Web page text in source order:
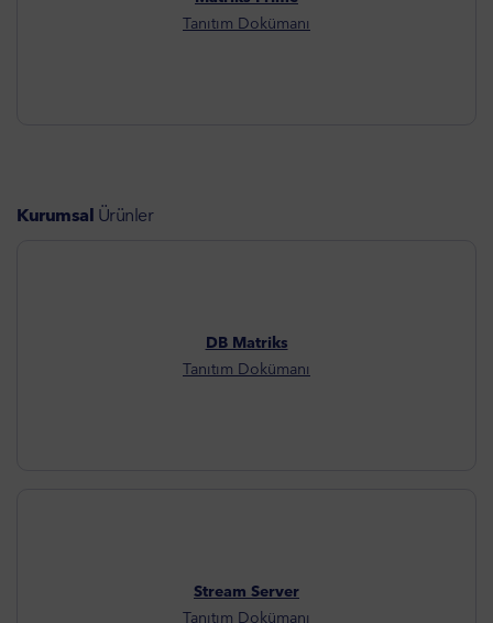
Tanıtım Dokümanı
Kurumsal Ürünler
DB Matriks
Tanıtım Dokümanı
Stream Server
Tanıtım Dokümanı